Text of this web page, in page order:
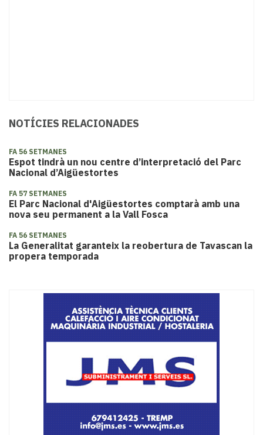
NOTÍCIES RELACIONADES
FA 56 SETMANES
Espot tindrà un nou centre d’interpretació del Parc
Nacional d’Aigüestortes
FA 57 SETMANES
El Parc Nacional d'Aigüestortes comptarà amb una
nova seu permanent a la Vall Fosca
FA 56 SETMANES
La Generalitat garanteix la reobertura de Tavascan la
propera temporada